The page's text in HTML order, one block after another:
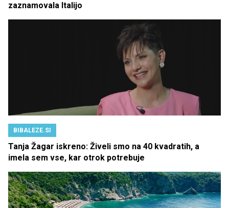
zaznamovala Italijo
BIBALEZE.SI
Tanja Žagar iskreno: Živeli smo na 40 kvadratih, a
imela sem vse, kar otrok potrebuje